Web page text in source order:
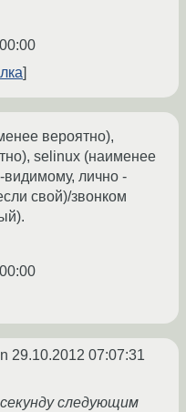
вероятно),
selinux (наименее
видимому, лично -
свой)/звонком
29.10.2012 07:07:31
следующим